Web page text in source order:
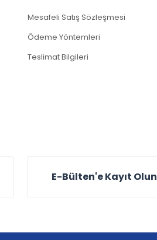
Mesafeli Satış Sözleşmesi
Ödeme Yöntemleri
Teslimat Bilgileri
E-Bülten'e Kayıt Olun